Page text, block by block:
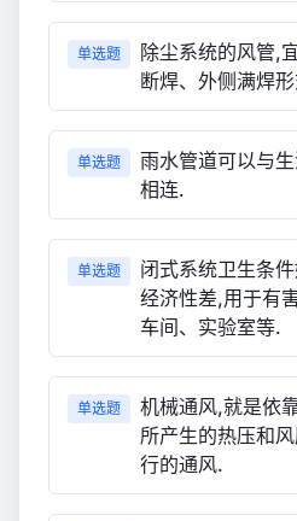
单选题
除尘系统的风管,
断焊、外侧满焊
单选题
雨水管道可以与
相连.
单选题
闭式系统卫生条
经济性差,用于有
车间、实验室等.
单选题
机械通风,就是依
所产生的热压和
行的通风.